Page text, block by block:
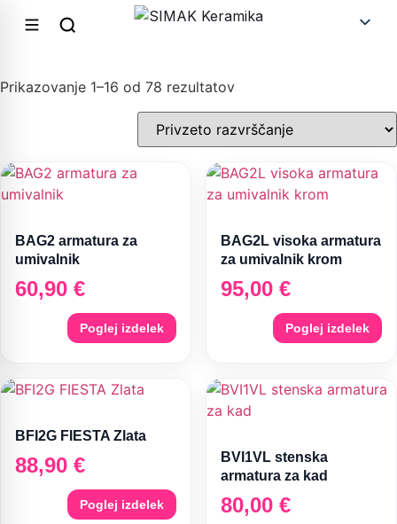
Prikazovanje 1–16 od 78 rezultatov
BAG2 armatura za
umivalnik
60,90 €
Poglej izdelek
BAG2L visoka armatura
za umivalnik krom
95,00 €
Poglej izdelek
BFI2G FIESTA Zlata
88,90 €
Poglej izdelek
BVI1VL stenska
armatura za kad
80,00 €